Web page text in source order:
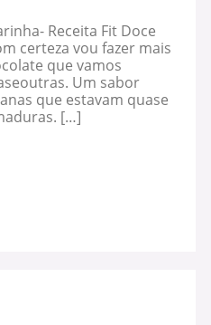
Receita Fit Doce
certeza vou fazer mais
que vamos
Um sabor
que estavam quase
[…]